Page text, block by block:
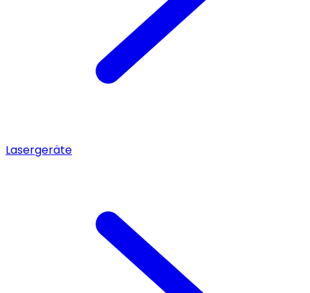
Lasergeräte